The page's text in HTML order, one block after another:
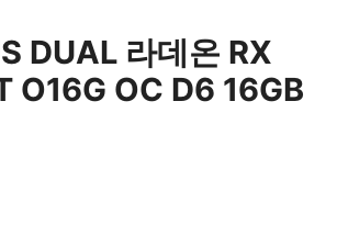
DUAL 라데온 RX
O16G OC D6 16GB